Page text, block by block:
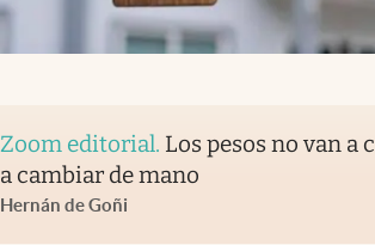
Zoom editorial. Los pesos no van a
a cambiar de mano
Hernán de Goñi